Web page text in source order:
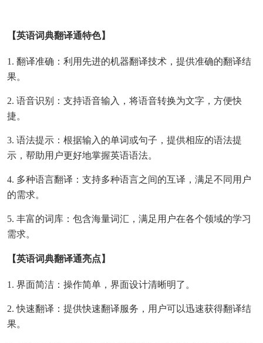
【英语词典翻译通特色】
1. 翻译准确：利用先进的机器翻译技术，提供准确的翻译结
果。
2. 语音识别：支持语音输入，将语音转换为文字，方便快
捷。
3. 语法提示：根据输入的单词或句子，提供相应的语法提
示，帮助用户更好地掌握英语语法。
4. 多种语言翻译：支持多种语言之间的互译，满足不同用户
的需求。
5. 丰富的词库：包含海量词汇，满足用户在各个领域的学习
需求。
【英语词典翻译通亮点】
1. 界面简洁：操作简单，界面设计清晰明了。
2. 快速翻译：提供快速翻译服务，用户可以迅速获得翻译结
果。